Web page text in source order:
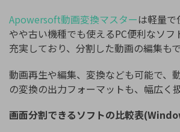
Apowersoft動画変換マスターは軽量で
やや古い機種でも使えるPC便利なソフ
充実しており、分割した動画の編集もで
動画再生や編集、変換なども可能で、
の変換の出力フォーマットも、幅広く
画面分割できるソフトの比較表